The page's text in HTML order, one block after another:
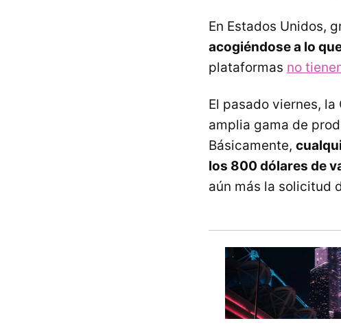
En Estados Unidos,
acogiéndose a lo
plataformas no
El pasado viernes,
amplia gama de
Básicamente,
los 800 dólares de
aún más la solicitud